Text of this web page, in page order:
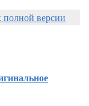
полной версии